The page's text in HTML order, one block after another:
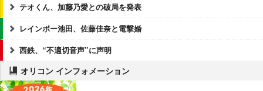
テオくん、加藤乃愛との破局を発表
レインボー池田、佐藤佳奈と電撃婚
西鉄、“不適切音声”に声明
オリコン インフォメーション